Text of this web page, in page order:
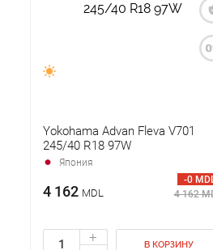
Yokohama Advan Fleva V701
245/40 R18 97W
Япония
4 162 MDL
-0
4 162
+ В КОРЗИНУ